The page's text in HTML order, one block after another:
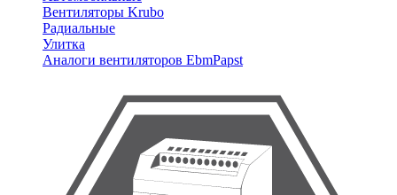
Вентиляторы Krubo
Радиальные
Улитка
Аналоги вентиляторов EbmPapst